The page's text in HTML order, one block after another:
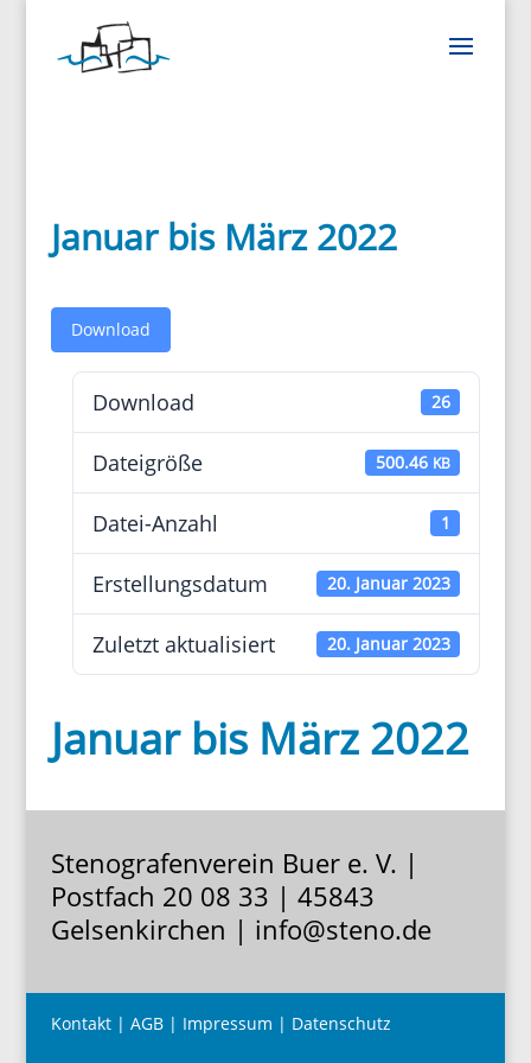
Januar bis März 2022
Down­load
Down­load 26
Datei­größe 500.46 KB
Datei-Anzahl 1
Erstel­lungs­datum 20. Januar 2023
Zuletzt aktua­li­siert 20. Januar 2023
Januar bis März 2022
Stenografenverein Buer e. V. |
Postfach 20 08 33 | 45843
Gelsenkirchen | info@steno.de
Kontakt| AGB| Impressum | Datenschutz